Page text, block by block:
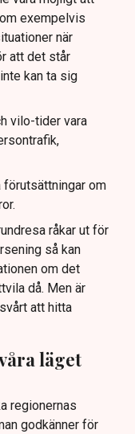
exempelvis
när
att det står
kan ta sig
vilo-tider vara
om
råkar ut för
så kan
om det
då. Men är
att hitta
läget
regionernas
godkänner för